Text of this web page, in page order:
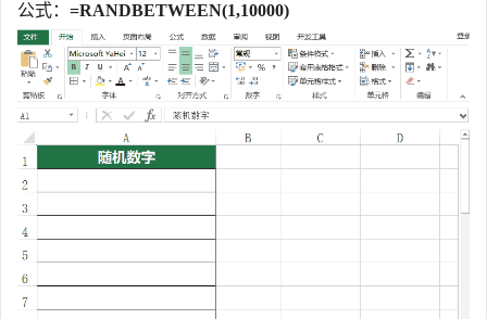
公式： =RANDBETWEEN(1,10000)